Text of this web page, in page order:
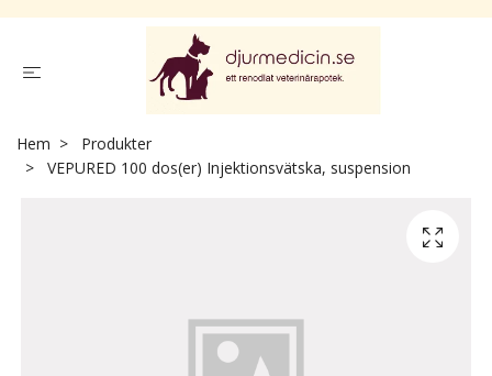
Hem
Produkter
VEPURED 100 dos(er) Injektionsvätska, suspension